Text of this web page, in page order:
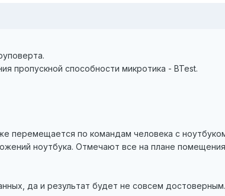
пропускной способности микротика - BTest.
перемещается по командам человека с
ноутбука. Отмечают все на плане
да и результат будет не совсем достоверным.